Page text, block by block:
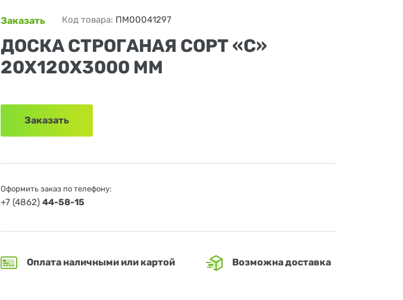
Заказать Код товара: ПМ00041297
ДОСКА СТРОГАНАЯ СОРТ «С»
20Х120Х3000 ММ
Заказать
Оформить заказ по телефону:
+7 (4862)44-58-15
Оплата наличными или картой Возможна доставка